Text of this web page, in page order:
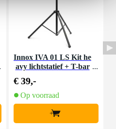
Innox IVA 01 LS Kit he
avy lichtstatief + T-bar
€ 39,-
Op voorraad
+